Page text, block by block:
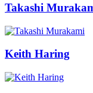
Takashi
Keith Haring